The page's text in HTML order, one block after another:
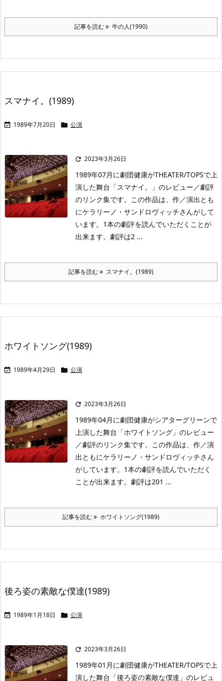
記事を読む 牛の人(1990)
スマナイ。(1989)
 1989年7月20日  公演
 2023年3月26日
1989年07月に劇団健康がTHEATER/TOPSで上
演した舞台「スマナイ。」のレビュー／劇評
のリンク集です。この作品は、作／演出とも
にケラリーノ・サンドロヴィッチさんがして
います。1本の劇評を読んでいただくことが
出来ます。劇評は2 ...
記事を読む スマナイ。(1989)
ホワイトソング(1989)
 1989年4月29日  公演
 2023年3月26日
1989年04月に劇団健康がシアターグリーンで
上演した舞台「ホワイトソング」のレビュー
／劇評のリンク集です。この作品は、作／演
出ともにケラリーノ・サンドロヴィッチさん
がしています。1本の劇評を読んでいただく
ことが出来ます。劇評は201 ...
記事を読む ホワイトソング(1989)
後ろ姿の素敵な僕達(1989)
 1989年1月18日  公演
 2023年3月26日
1989年01月に劇団健康がTHEATER/TOPSで上
演した舞台「後ろ姿の素敵な僕達」のレビュ